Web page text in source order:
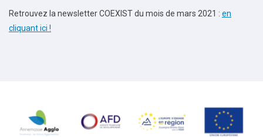
Retrouvez la newsletter COEXIST du mois de mars 2021 : en
cliquant ici !